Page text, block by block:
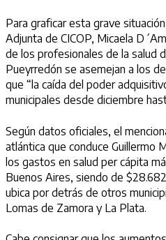
Para graficar esta grave
Adjunta de CICOP, Micaela
de los profesionales de la salud
Pueyrredón se asemejan a los
que “la caída del poder
municipales desde diciembre
Según datos oficiales, el
atlántica que conduce Guillermo
los gastos en salud per cápita
Buenos Aires, siendo de
ubica por detrás de otros
Lomas de Zamora y La Plata.